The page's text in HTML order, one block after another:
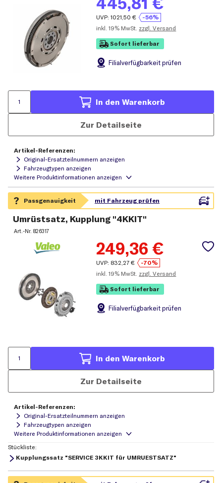
UVP:1021,50 €
-56%
inkl. 19% MwSt. zzgl. Versand
Sofort lieferbar
Filialverfügbarkeit prüfen
In den Warenkorb
Zur Detailseite
Artikel-Referenzen:
Original-Ersatzteilnummern anzeigen
Fahrzeugtypen anzeigen
Umrüstsatz, Kupplung "4KKIT"
Art.-Nr.826317
249,36 €
UVP: 832,27 €
-70%
inkl. 19% MwSt. zzgl. Versand
Sofort lieferbar
Filialverfügbarkeit prüfen
In den Warenkorb
Zur Detailseite
Artikel-Referenzen:
Original-Ersatzteilnummern anzeigen
Fahrzeugtypen anzeigen
Stückliste:
Kupplungssatz "SERVICE 3KKIT für UMRUESTSATZ"